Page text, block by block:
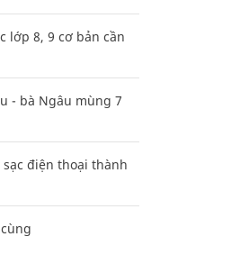
lớp 8, 9 cơ bản cần
- bà Ngâu mùng 7
sạc điện thoại thành